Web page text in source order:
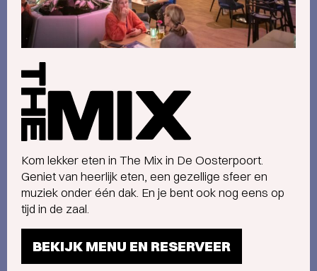
The
Mix
la
carte
Kom lekker eten in The Mix in De Oosterpoort.
Geniet van heerlijk eten, een gezellige sfeer en
muziek onder één dak. En je bent ook nog eens op
tijd in de zaal.
BEKIJK MENU EN RESERVEER